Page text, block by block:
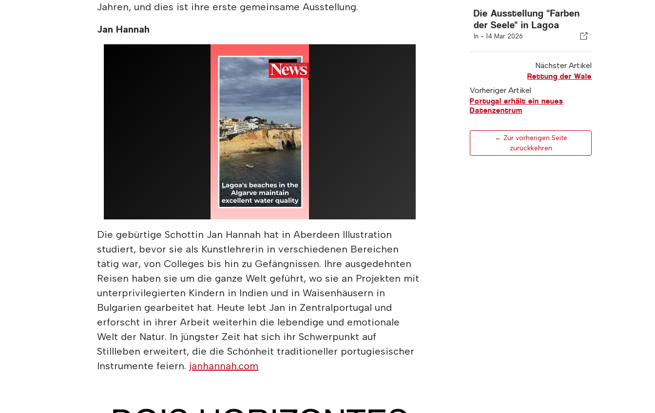
Jahren, und dies ist ihre erste gemeinsame Ausstellung.
Jan Hannah
Die gebürtige Schottin Jan Hannah hat in Aberdeen Illustration
studiert, bevor sie als Kunstlehrerin in verschiedenen Bereichen
tätig war, von Colleges bis hin zu Gefängnissen. Ihre ausgedehnten
Reisen haben sie um die ganze Welt geführt, wo sie an Projekten mit
unterprivilegierten Kindern in Indien und in Waisenhäusern in
Bulgarien gearbeitet hat. Heute lebt Jan in Zentralportugal und
erforscht in ihrer Arbeit weiterhin die lebendige und emotionale
Welt der Natur. In jüngster Zeit hat sich ihr Schwerpunkt auf
Stillleben erweitert, die die Schönheit traditioneller portugiesischer
Instrumente feiern. janhannah.com
Die Ausstellung "Farben
der Seele" in Lagoa
In - 14 Mar 2026
Nächster Artikel
Rettung der Wale
Vorheriger Artikel
Portugal erhält ein neues
Datenzentrum
← Zur vorherigen Seite
zurückkehren